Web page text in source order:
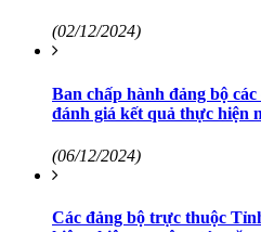
(02/12/2024)
Ban chấp hành đảng bộ
đánh giá kết quả thực hiện
(06/12/2024)
Các đảng bộ trực thuộc